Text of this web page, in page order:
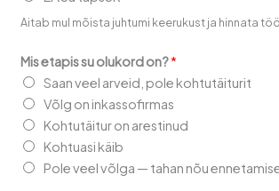
Aitab mul mõista juhtumi keerukust ja hinnata
Mis etapis su olukord on?*
Saan veel arveid, pole kohtutäiturit
Võlg on inkassofirmas
Kohtutäitur on arestinud
Kohtuasi käib
Pole veel võlga — tahan nõu